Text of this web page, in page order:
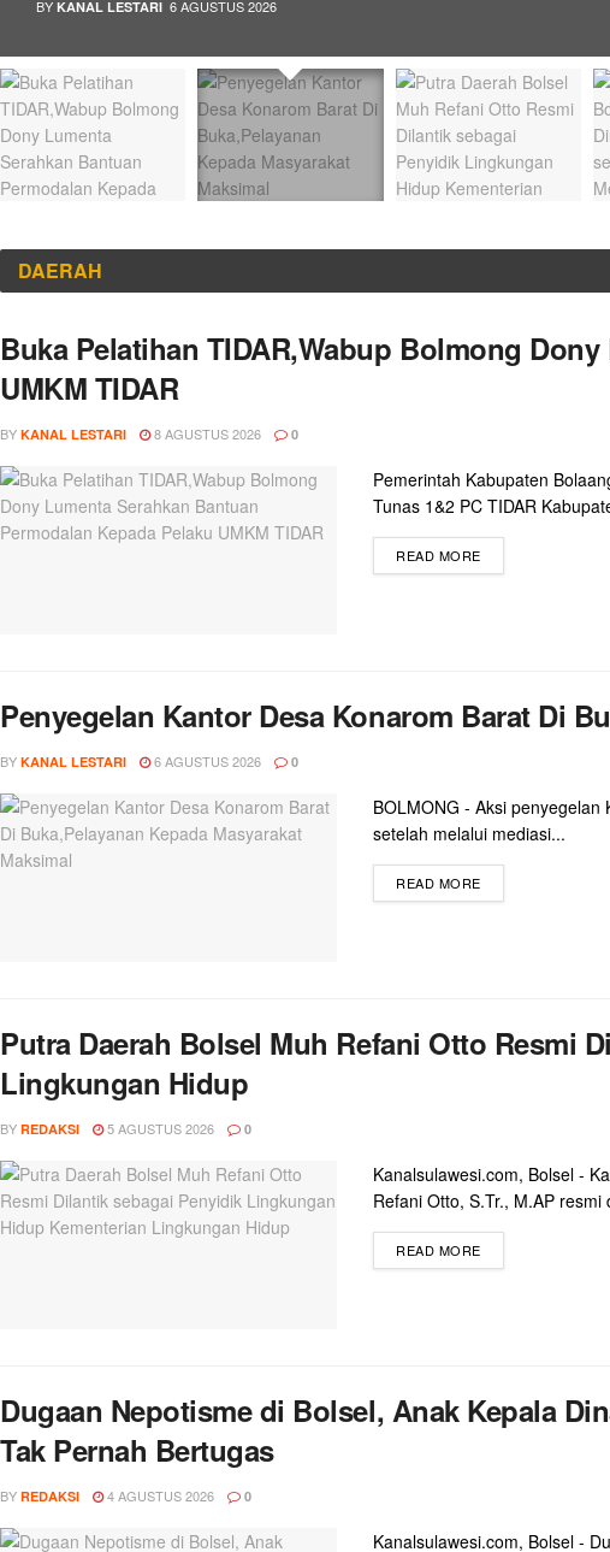
BY KANAL LESTARI 6 AGUSTUS 2026
DAERAH
Buka Pelatihan TIDAR,Wabup Bolmong
UMKM TIDAR
BY KANAL LESTARI 8 AGUSTUS 2026 0
Pemerintah Kabupaten
Tunas 1&2 PC TIDAR
READ MORE
Penyegelan Kantor Desa Konarom Barat Di
BY KANAL LESTARI 6 AGUSTUS 2026 0
BOLMONG - Aksi
setelah melalui mediasi...
READ MORE
Putra Daerah Bolsel Muh Refani Otto Resmi
Lingkungan Hidup
BY REDAKSI 5 AGUSTUS 2026 0
Kanalsulawesi.com, Bolsel -
Refani Otto, S.Tr., M.AP resmi
READ MORE
Dugaan Nepotisme di Bolsel, Anak Kepala
Tak Pernah Bertugas
BY REDAKSI 4 AGUSTUS 2026 0
Kanalsulawesi.com, Bolsel -